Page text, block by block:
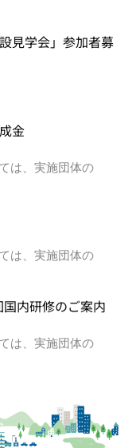
見学会」参加者募
金
は、実施団体の
は、実施団体の
内研修のご案内
は、実施団体の